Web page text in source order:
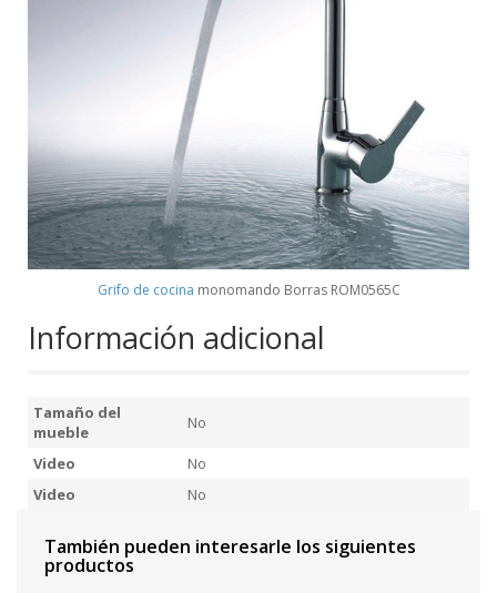
Grifo de cocina monomando Borras ROM0565C
Información adicional
Tamaño del
mueble
No
Video
No
Video
No
También pueden interesarle los siguientes
productos